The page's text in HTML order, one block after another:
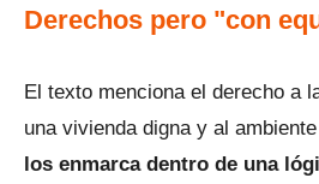
Derechos pero "con
El texto menciona el derecho a
una vivienda digna y al
los enmarca dentro de una